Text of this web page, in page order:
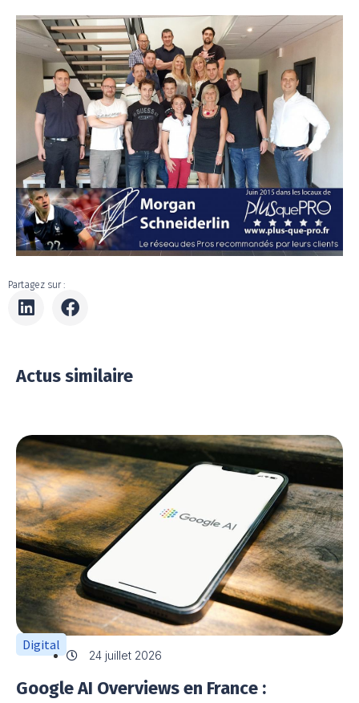
Partagez sur :
Actus similaire
Digital
24 juillet 2026
Google AI Overviews en France :